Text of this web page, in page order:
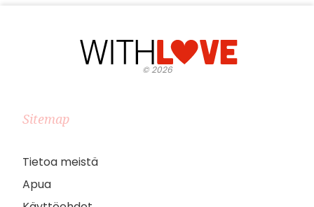
©2026
Sitemap
Tietoa meistä
Apua